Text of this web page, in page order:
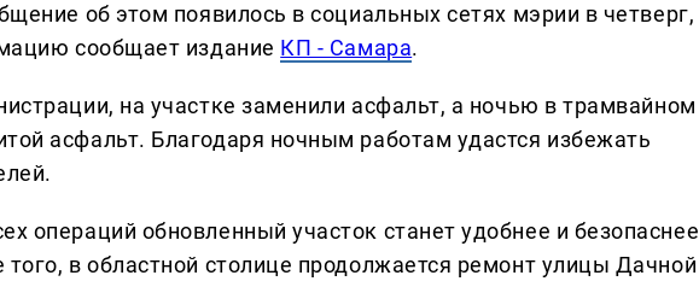
об этом появилось в социальных сетях мэрии в четверг,
сообщает издание КП - Самара.
на участке заменили асфальт, а ночью в трамвайном
асфальт. Благодаря ночным работам удастся избежать
операций обновленный участок станет удобнее и безопаснее
в областной столице продолжается ремонт улицы Дачной